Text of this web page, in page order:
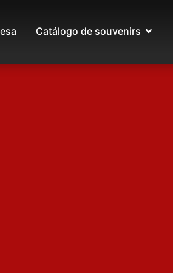
Catálogo de souvenirs